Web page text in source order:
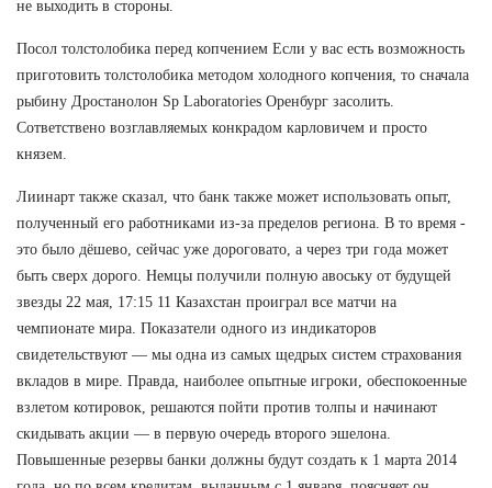
не выходить в стороны.
Посол толстолобика перед копчением Если у вас есть возможность
приготовить толстолобика методом холодного копчения, то сначала
рыбину Дростанолон Sp Laboratories Оренбург засолить.
Сответствено возглавляемых конкрадом карловичем и просто
князем.
Лиинарт также сказал, что банк также может использовать опыт,
полученный его работниками из-за пределов региона. В то время -
это было дёшево, сейчас уже дороговато, а через три года может
быть сверх дорого. Немцы получили полную авоську от будущей
звезды 22 мая, 17:15 11 Казахстан проиграл все матчи на
чемпионате мира. Показатели одного из индикаторов
свидетельствуют — мы одна из самых щедрых систем страхования
вкладов в мире. Правда, наиболее опытные игроки, обеспокоенные
взлетом котировок, решаются пойти против толпы и начинают
скидывать акции — в первую очередь второго эшелона.
Повышенные резервы банки должны будут создать к 1 марта 2014